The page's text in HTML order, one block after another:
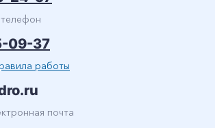
09-37
работы
почта